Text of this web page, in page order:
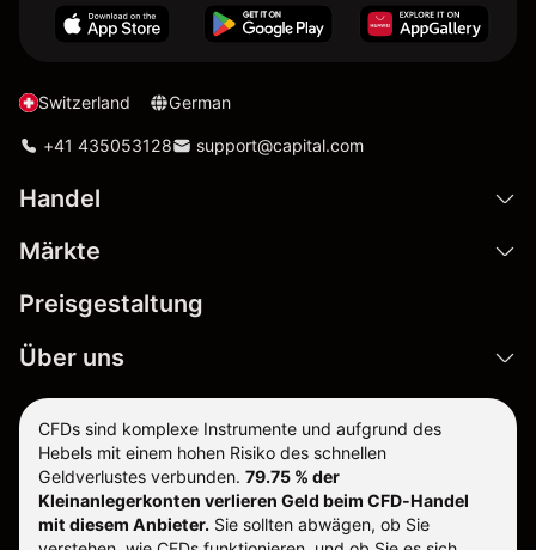
Switzerland German
+41 435053128 support@capital.com
Handel
Märkte
Preisgestaltung
Über uns
CFDs sind komplexe Instrumente und aufgrund des
Hebels mit einem hohen Risiko des schnellen
Geldverlustes verbunden. 79.75 % der
Kleinanlegerkonten verlieren Geld beim CFD-Handel
mit diesem Anbieter. Sie sollten abwägen, ob Sie